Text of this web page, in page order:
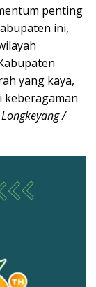
penting
ini,
yang kaya,
keberagaman
/